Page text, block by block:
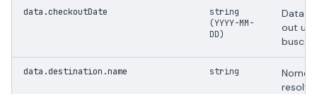
data.checkoutDate
string
(YYYY-MM-
DD)
Data
out
busca.
data.destination.name string
Nome